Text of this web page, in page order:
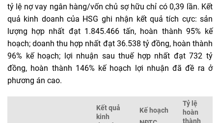
tỷ lệ nợ vay ngân hàng/vốn chủ sợ hữu chỉ có 0,39 lần. Kết
quả kinh doanh của HSG ghi nhận kết quả tích cực: sản
lượng hợp nhất đạt 1.845.466 tấn, hoàn thành 95% kế
hoạch; doanh thu hợp nhất đạt 36.538 tỷ đồng, hoàn thành
96% kế hoạch; lợi nhuận sau thuế hợp nhất đạt 732 tỷ
đồng, hoàn thành 146% kế hoạch lợi nhuận đã đề ra ở
phương án cao.
Kết quả
kinh
Kế hoạch
Tỷ lệ
hoàn
thành